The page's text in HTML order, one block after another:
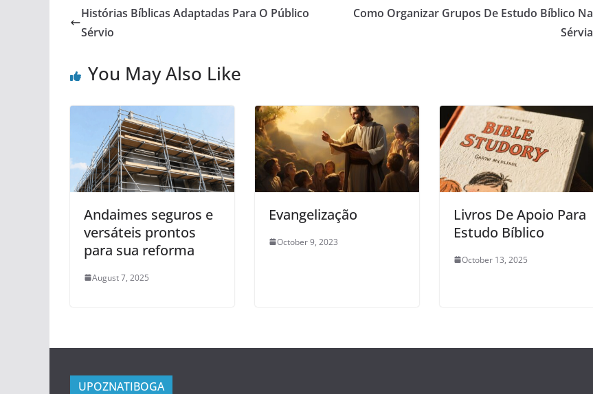
Histórias Bíblicas Adaptadas Para O Público
Sérvio
Como Organizar Grupos De Estudo Bíblico Na
Sérvia
You May Also Like
Andaimes seguros e
versáteis prontos
para sua reforma
August 7, 2025
Evangelização
October 9, 2023
Livros De Apoio Para
Estudo Bíblico
October 13, 2025
UPOZNATIBOGA